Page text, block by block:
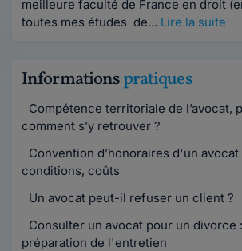
meilleure faculté de France en droit
toutes mes études de... Lire la suite
Informationspratiques
Compétence territoriale de l’avocat,
comment s’y retrouver ?
Convention d’honoraires d'un
conditions, coûts
Un avocat peut-il refuser un client ?
Consulter un avocat pour un divorce
préparation de l'entretien